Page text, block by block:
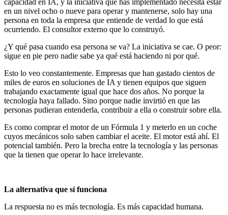
en un nivel ocho o nueve para operar y mantenerse, solo hay una
persona en toda la empresa que entiende de verdad lo que está
ocurriendo. El consultor externo que lo construyó.
¿Y qué pasa cuando esa persona se va? La iniciativa se cae. O peor:
sigue en pie pero nadie sabe ya qué está haciendo ni por qué.
Esto lo veo constantemente. Empresas que han gastado cientos de
miles de euros en soluciones de IA y tienen equipos que siguen
trabajando exactamente igual que hace dos años. No porque la
tecnología haya fallado. Sino porque nadie invirtió en que las
personas pudieran entenderla, contribuir a ella o construir sobre ella.
Es como comprar el motor de un Fórmula 1 y meterlo en un coche
cuyos mecánicos solo saben cambiar el aceite. El motor está ahí. El
potencial también. Pero la brecha entre la tecnología y las personas
que la tienen que operar lo hace irrelevante.
La alternativa que sí funciona
La respuesta no es más tecnología. Es más capacidad humana.